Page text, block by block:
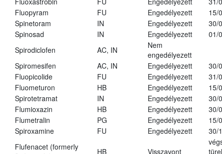
Fluopyram
FU Engedélyezett
15/
Spinetoram
IN Engedélyezett
30/
Spinosad
IN Engedélyezett
01/
Spirodiclofen
AC, IN
Nem
engedélyezett
Spiromesifen
AC, IN Engedélyezett
30/
Fluopicolide
FU Engedélyezett
31/
Fluometuron
HB Engedélyezett
15/
Spirotetramat
IN Engedélyezett
30/
Flumioxazin
HB Engedélyezett
30/
Flumetralin
PG Engedélyezett
15/
Spiroxamine
FU Engedélyezett
30/
Flufenacet (formerly
HB Visszavont